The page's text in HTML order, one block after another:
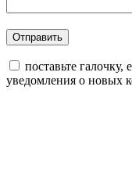
поставьте галочку,
уведомления о новых